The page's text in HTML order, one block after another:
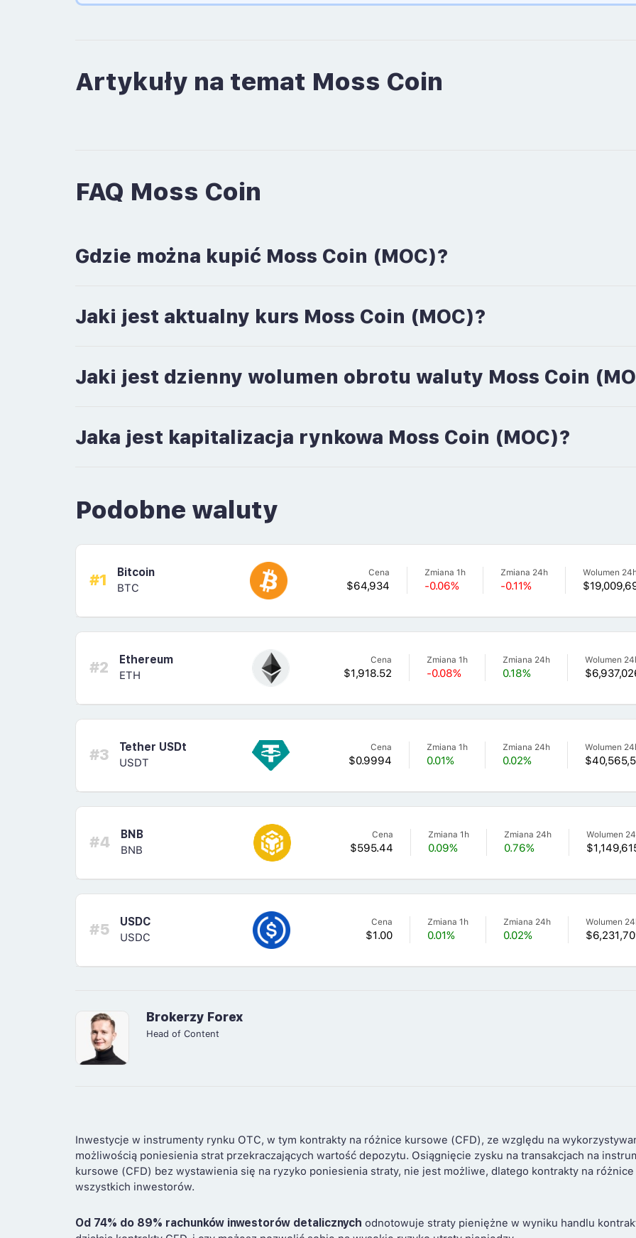
Artykuły na temat Moss Coin
FAQ Moss Coin
Gdzie można kupić Moss Coin (MOC)?
Jaki jest aktualny kurs Moss Coin (MOC)?
Jaki jest dzienny wolumen obrotu waluty Moss Coin
Jaka jest kapitalizacja rynkowa Moss Coin (MOC)?
Podobne waluty
#1
Bitcoin
BTC
Cena
$64,934
Zmiana 1h
-0.06%
Zmiana 24h
-0.11%
Wolumen
#2
Ethereum
ETH
Cena
$1,918.52
Zmiana 1h
-0.08%
Zmiana 24h
0.18%
Wolumen
#3
Tether USDt
USDT
Cena
$0.9994
Zmiana 1h
0.01%
Zmiana 24h
0.02%
Wolumen
#4
BNB
BNB
Cena
$595.44
Zmiana 1h
0.09%
Zmiana 24h
0.76%
Wolumen
#5
USDC
USDC
Cena
$1.00
Zmiana 1h
0.01%
Zmiana 24h
0.02%
Wolumen
Brokerzy Forex
Head of Content
Inwestycje w instrumenty rynku OTC, w tym kontrakty na różnice kursowe (CFD), ze względu na
możliwością poniesienia strat przekraczających wartość depozytu. Osiągnięcie zysku na transakcjach na
kursowe (CFD) bez wystawienia się na ryzyko poniesienia straty, nie jest możliwe, dlatego kontrakty na
wszystkich inwestorów.
Od 74% do 89% rachunków inwestorów detalicznych odnotowuje straty pieniężne w wyniku handlu